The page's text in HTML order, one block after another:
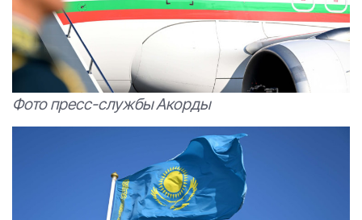
Фото пресс-службы Акорды